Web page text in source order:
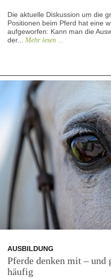
Die aktuelle Diskussion um die
Positionen beim Pferd hat eine
aufgeworfen: Kann man die
der... Mehr lesen ...
AUSBILDUNG
Pferde denken mit – und
häufig